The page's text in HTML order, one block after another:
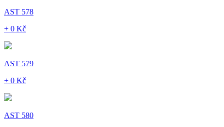
AST 578
+ 0 Kč
AST 579
+ 0 Kč
AST 580